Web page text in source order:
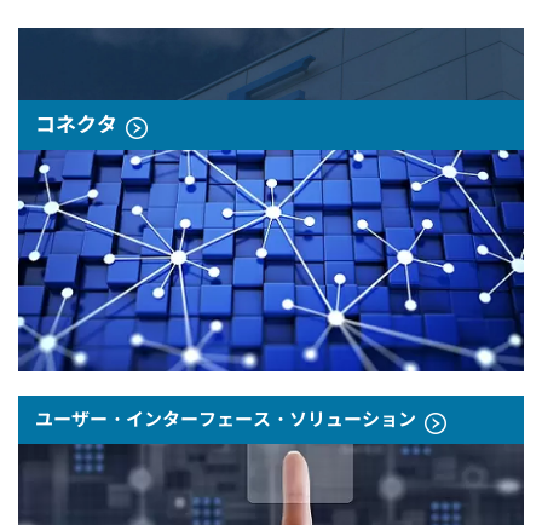
コネクタ
ユーザー・インターフェース・ソリューション